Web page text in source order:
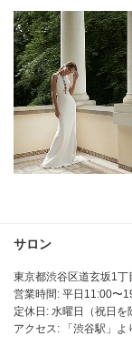
サロン
東京都渋谷区道玄坂1
営業時間: 平日11:00〜
定休日: 水曜日（祝日を
アクセス: 「渋谷駅」よ